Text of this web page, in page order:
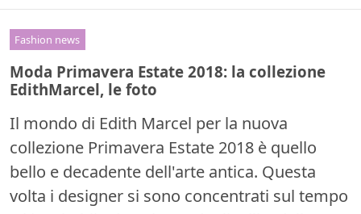
Fashion news
Moda Primavera Estate 2018: la collezione
EdithMarcel, le foto
Il mondo di Edith Marcel per la nuova
collezione Primavera Estate 2018 è quello
bello e decadente dell'arte antica. Questa
volta i designer si sono concentrati sul tempo